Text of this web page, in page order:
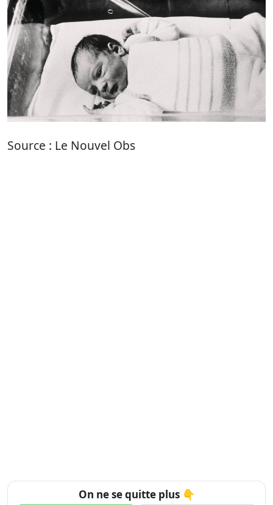
Source : Le Nouvel Obs
On ne se quitte plus 👇